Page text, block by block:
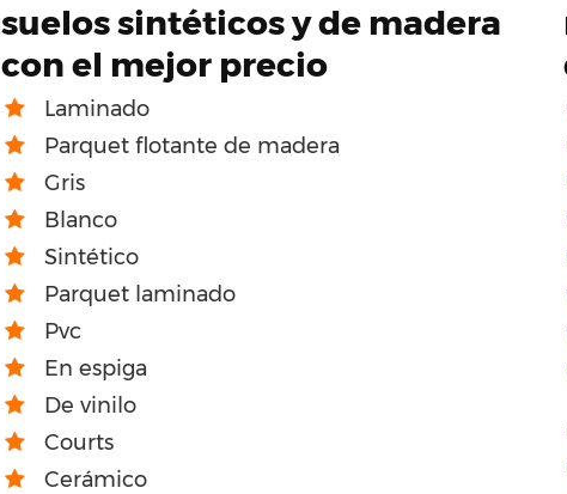
suelos sintéticos y de madera
con el mejor precio
Laminado
Parquet flotante de madera
Gris
Blanco
Sintético
Parquet laminado
Pvc
En espiga
De vinilo
Courts
Cerámico